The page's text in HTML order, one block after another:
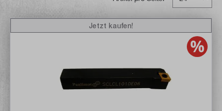
Jetzt kaufen!